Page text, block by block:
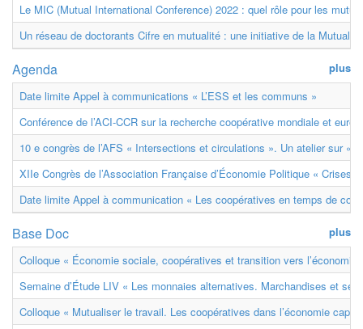
Le MIC (Mutual International Conference) 2022 : quel rôle pour les
Un réseau de doctorants Cifre en mutualité : une initiative de la
plus
Agenda
Date limite Appel à communications « L’ESS et les communs »
Conférence de l’ACI-CCR sur la recherche coopérative mondiale et
10 e congrès de l’AFS « Intersections et circulations ». Un atelier sur «
XIIe Congrès de l’Association Française d’Économie Politique « Crises
Date limite Appel à communication « Les coopératives en temps de
plus
Base Doc
Colloque « Économie sociale, coopératives et transition vers
Semaine d’Étude LIV « Les monnaies alternatives. Marchandises et
Colloque « Mutualiser le travail. Les coopératives dans l’économie